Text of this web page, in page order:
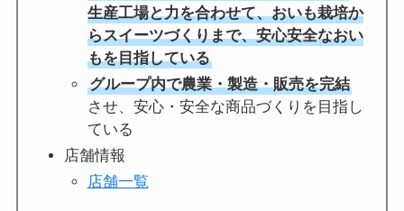
生産工場と力を合わせて、おいも栽培か
らスイーツづくりまで、安心安全なおい
もを目指している
グループ内で農業・製造・販売を完結
させ、安心・安全な商品づくりを目指し
ている
店舗情報
店舗一覧